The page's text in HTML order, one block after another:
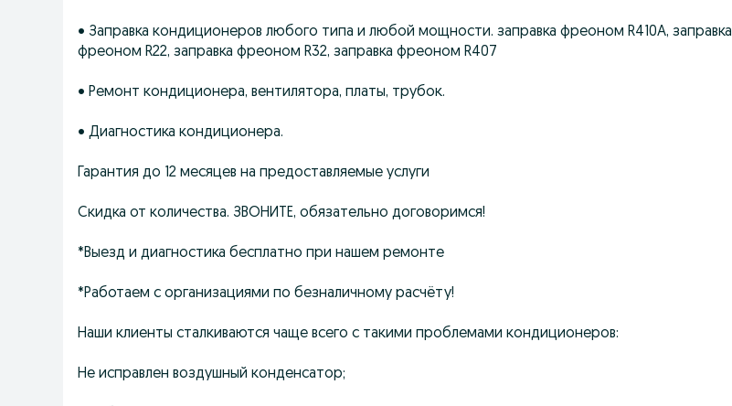
• Заправка кондиционеров любого типа и любой мощности. заправка фреоном R410А, заправка
фреоном R22, заправка фреоном R32, заправка фреоном R407
• Ремонт кондиционера, вентилятора, платы, трубок.
• Диагностика кондиционера.
Гарантия до 12 месяцев на предоставляемые услуги
Скидка от количества. ЗВОНИТЕ, обязательно договоримся!
*Выезд и диагностика бесплатно при нашем ремонте
*Работаем с организациями по безналичному расчёту!
Наши клиенты сталкиваются чаще всего с такими проблемами кондиционеров:
Не исправлен воздушный конденсатор;